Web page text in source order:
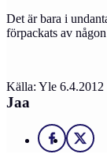
Det är bara i
förpackats av
Källa: Yle 6.4.2012
Jaa
Facebook
X